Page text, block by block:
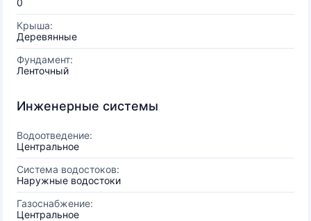
0
Крыша:
Деревянные
Фундамент:
Ленточный
Инженерные системы
Водоотведение:
Центральное
Система водостоков:
Наружные водостоки
Газоснабжение:
Центральное